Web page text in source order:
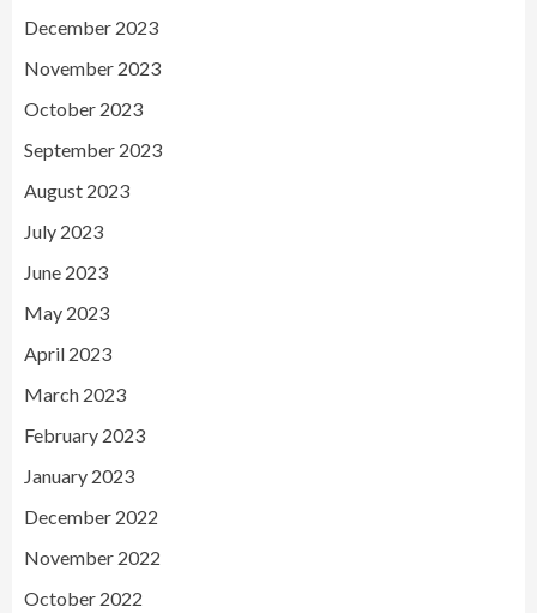
December 2023
November 2023
October 2023
September 2023
August 2023
July 2023
June 2023
May 2023
April 2023
March 2023
February 2023
January 2023
December 2022
November 2022
October 2022